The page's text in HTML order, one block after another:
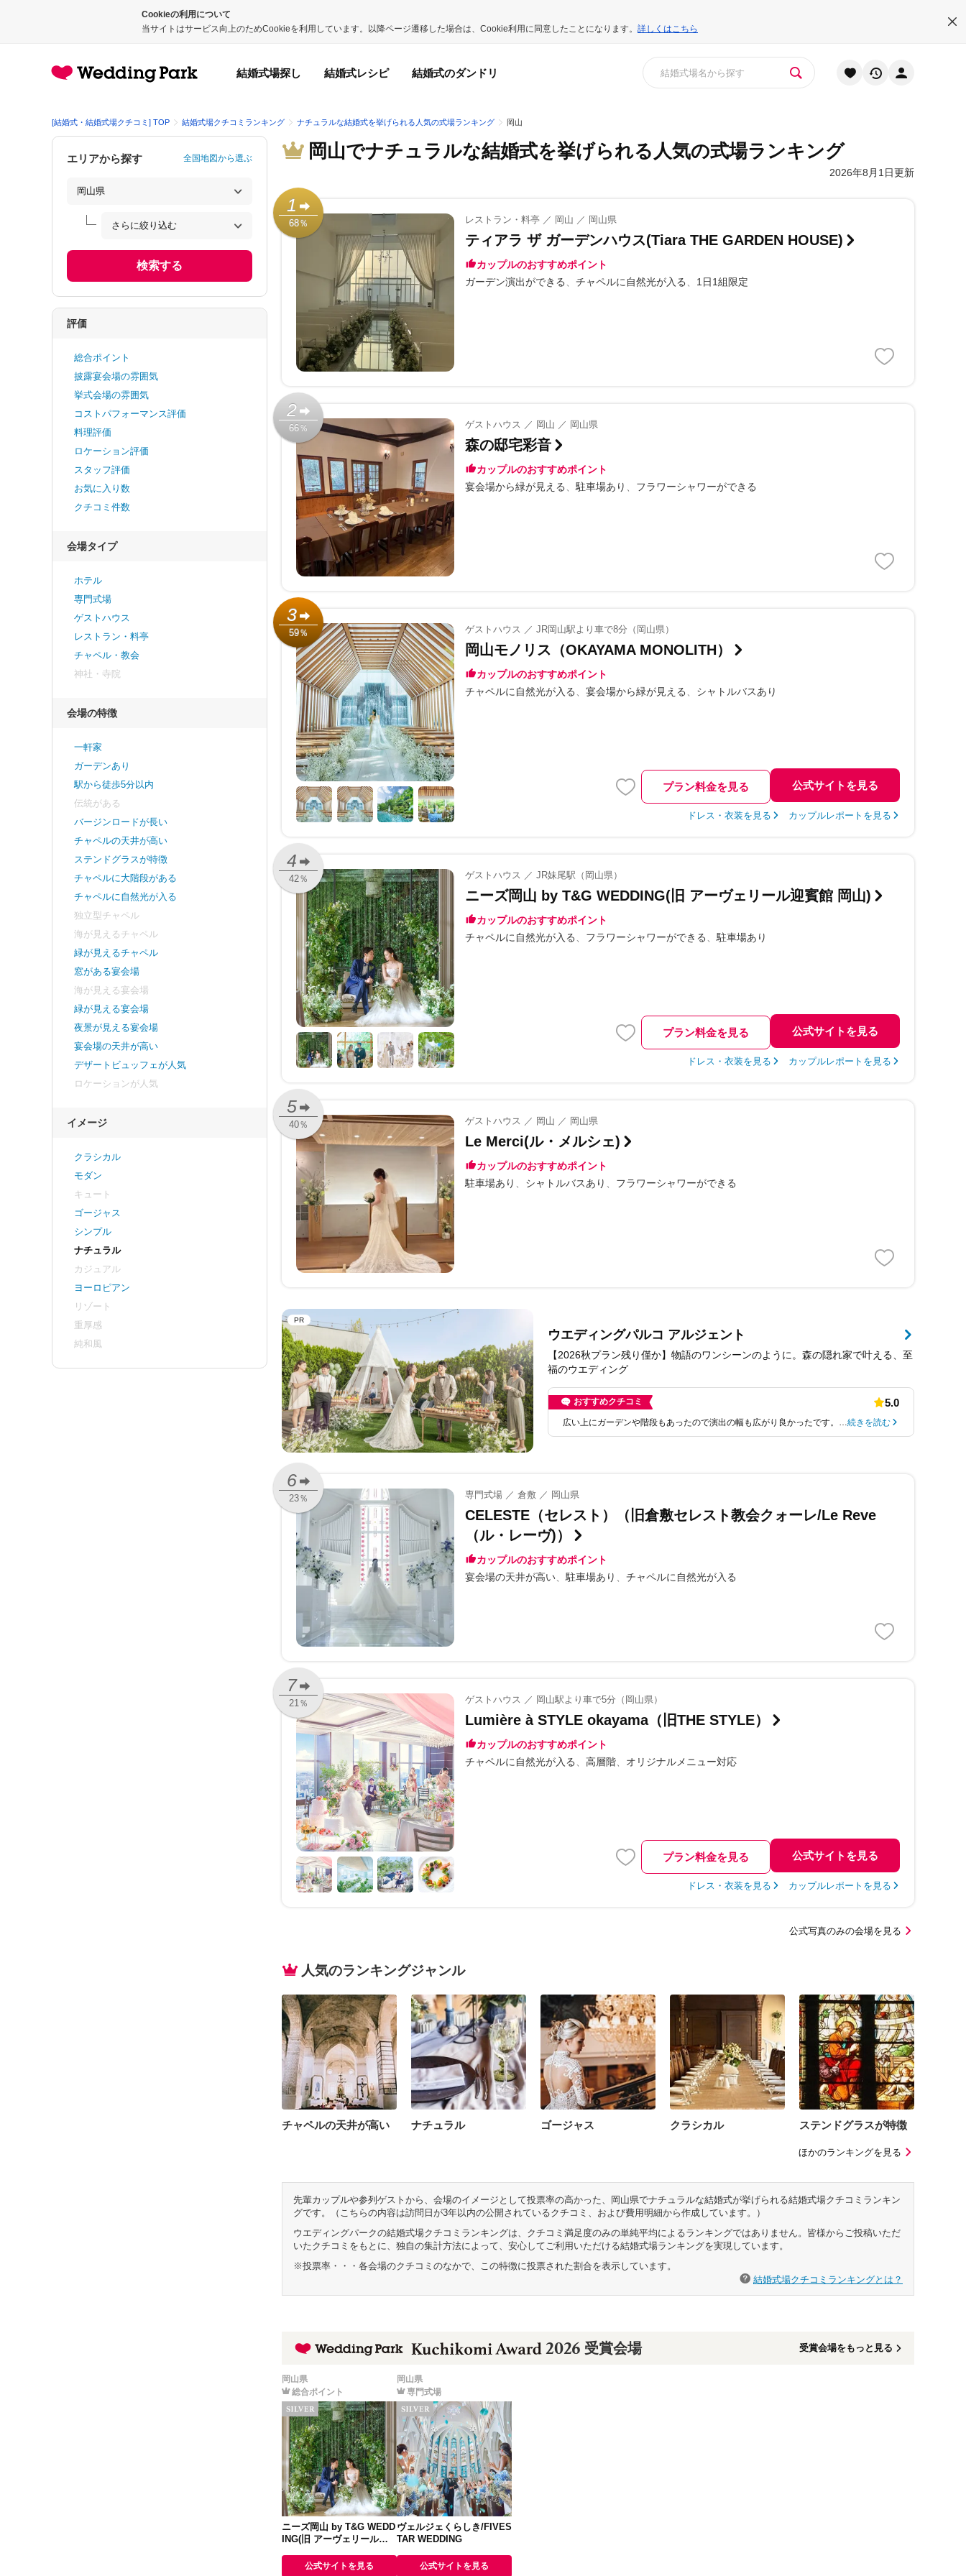
Cookieの利用について
当サイトはサービス向上のためCookieを利用しています。以降ページ遷移した場合は、Cookie利用に同意したことになります。 詳しくはこちら
結婚式場探し 結婚式レシピ 結婚式のダンドリ
[結婚式・結婚式場クチコミ] TOP 結婚式場クチコミランキング ナチュラルな結婚式を挙げられる人気の式場ランキング 岡山
岡山でナチュラルな結婚式を挙げられる人気の式場ランキング
2026年8月1日更新
1
68％ レストラン・料亭 ／ 岡山 ／ 岡山県
ティアラ ザ ガーデンハウス(Tiara THE GARDEN HOUSE)
カップルのおすすめポイント
ガーデン演出ができる
チャペルに自然光が入る 1日1組限定
2
66％ ゲストハウス ／ 岡山 ／ 岡山県
森の邸宅彩音
カップルのおすすめポイント
宴会場から緑が見える
駐車場あり フラワーシャワーができる
3
59％ ゲストハウス ／ JR岡山駅より車で8分（岡山県）
岡山モノリス（OKAYAMA MONOLITH）
カップルのおすすめポイント
チャペルに自然光が入る
宴会場から緑が見える シャトルバスあり
プラン料金を見る 公式サイトを見る
ドレス・衣装を見る カップルレポートを見る
4
42％ ゲストハウス ／ JR妹尾駅（岡山県）
ニーズ岡山 by T&G WEDDING(旧 アーヴェリール迎賓館 岡山)
カップルのおすすめポイント
チャペルに自然光が入る
フラワーシャワーができる 駐車場あり
プラン料金を見る 公式サイトを見る
ドレス・衣装を見る カップルレポートを見る
5
40％ ゲストハウス ／ 岡山 ／ 岡山県
Le Merci(ル・メルシェ)
カップルのおすすめポイント
駐車場あり
シャトルバスあり フラワーシャワーができる
PR
ウエディングパルコ アルジェント
【2026秋プラン残り僅か】物語のワンシーンのように。森の隠れ家で叶える、至
福のウエディング
おすすめクチコミ 5.0
広い上にガーデンや階段もあったので演出の幅も広がり良かったです。… 続きを読む
6
23％ 専門式場 ／ 倉敷 ／ 岡山県
CELESTE（セレスト）（旧倉敷セレスト教会クォーレ/Le Reve
（ル・レーヴ)）
カップルのおすすめポイント
宴会場の天井が高い
駐車場あり チャペルに自然光が入る
7
21％ ゲストハウス ／ 岡山駅より車で5分（岡山県）
Lumière à STYLE okayama（旧THE STYLE）
カップルのおすすめポイント
チャペルに自然光が入る
高層階 オリジナルメニュー対応
プラン料金を見る 公式サイトを見る
ドレス・衣装を見る カップルレポートを見る
公式写真のみの会場を見る
人気のランキングジャンル
チャペルの天井が高い ナチュラル ゴージャス クラシカル ステンドグラスが特徴
ほかのランキングを見る
先輩カップルや参列ゲストから、会場のイメージとして投票率の高かった、岡山県でナチュラルな結婚式が挙げられる結婚式場クチコミランキン
グです。（こちらの内容は訪問日が3年以内の公開されているクチコミ、および費用明細から作成しています。）
ウエディングパークの結婚式場クチコミランキングは、クチコミ満足度のみの単純平均によるランキングではありません。皆様からご投稿いただ
いたクチコミをもとに、独自の集計方法によって、安心してご利用いただける結婚式場ランキングを実現しています。
※投票率・・・各会場のクチコミのなかで、この特徴に投票された割合を表示しています。
結婚式場クチコミランキングとは？
2026 受賞会場 受賞会場をもっと見る
岡山県
総合ポイント
ニーズ岡山 by T&G WEDD
ING(旧 アーヴェリール迎
公式サイトを見る
岡山県
専門式場
ヴェルジェくらしき/FIVES
TAR WEDDING
公式サイトを見る
エリアから探す 全国地図から選ぶ
検索する
評価
総合ポイント
披露宴会場の雰囲気
挙式会場の雰囲気
コストパフォーマンス評価
料理評価
ロケーション評価
スタッフ評価
お気に入り数
クチコミ件数
会場タイプ
ホテル
専門式場
ゲストハウス
レストラン・料亭
チャペル・教会
神社・寺院
会場の特徴
一軒家
ガーデンあり
駅から徒歩5分以内
伝統がある
バージンロードが長い
チャペルの天井が高い
ステンドグラスが特徴
チャペルに大階段がある
チャペルに自然光が入る
独立型チャペル
海が見えるチャペル
緑が見えるチャペル
窓がある宴会場
海が見える宴会場
緑が見える宴会場
夜景が見える宴会場
宴会場の天井が高い
デザートビュッフェが人気
ロケーションが人気
イメージ
クラシカル
モダン
キュート
ゴージャス
シンプル
ナチュラル
カジュアル
ヨーロピアン
リゾート
重厚感
純和風